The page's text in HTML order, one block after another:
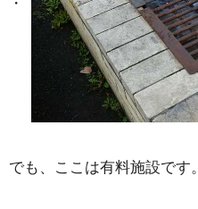
でも、ここは有料施設です。